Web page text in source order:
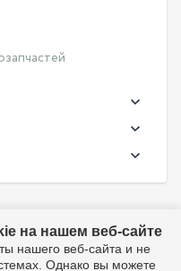
персональных данных
PDF
на нашем веб-сайте
нашего веб-сайта и не
Однако вы можете